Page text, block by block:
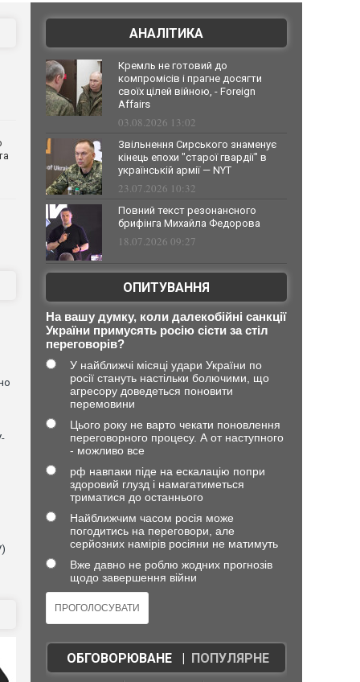
АНАЛІТИКА
Кремль не готовий до
компромісів і прагне досягти
своїх цілей війною, - Foreign
Affairs
03.08.2026 13:02
Звільнення Сирського знаменує
кінець епохи "старої гвардії" в
українській армії — NYT
23.07.2026 10:32
Повний текст резонансного
брифінга Михайла Федорова
18.07.2026 09:27
ОПИТУВАННЯ
На вашу думку, коли далекобійні санкції
України примусять росію сісти за стіл
переговорів?
У найближчі місяці удари України по
росії стануть настільки болючими, що
агресору доведеться поновити
перемовини
Цього року не варто чекати поновлення
переговорного процесу. А от наступного
- можливо все
рф навпаки піде на ескалацію попри
здоровий глузд і намагатиметься
триматися до останнього
Найближчим часом росія може
погодитись на переговори, але
серйозних намірів росіяни не матимуть
Вже давно не роблю жодних прогнозів
щодо завершення війни
ОБГОВОРЮВАНЕ| ПОПУЛЯРНЕ